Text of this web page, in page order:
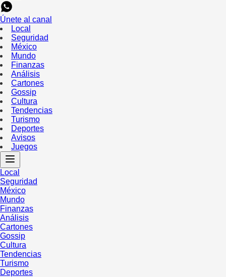
Únete al canal
Local
Seguridad
México
Mundo
Finanzas
Análisis
Cartones
Gossip
Cultura
Tendencias
Turismo
Deportes
Avisos
Juegos
Local
Seguridad
México
Mundo
Finanzas
Análisis
Cartones
Gossip
Cultura
Tendencias
Turismo
Deportes